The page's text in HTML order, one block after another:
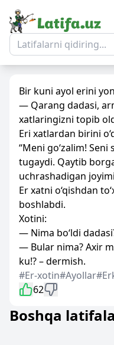
Bir kuni ayol erini
— Qarang dadasi,
xatlaringizni topib
Eri xatlardan birini
“Meni go‘zalim!
tugaydi. Qaytib
uchrashadigan
Er xatni o‘qishdan
boshlabdi.
Xotini:
— Nima bo‘ldi
— Bular nima? Axir
ku!? – dermish.
#Er-xotin#Ayollar
62
Boshqa